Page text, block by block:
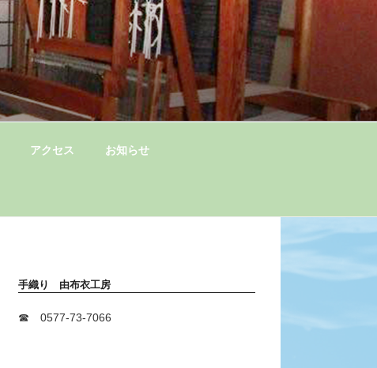
アクセス お知らせ
手織り 由布衣工房
☎ 0577-73-7066